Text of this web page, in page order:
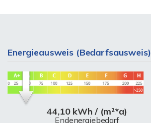
Energieausweis (Bedarfsausweis)
44,10 kWh / (m²*a)
Endenergiebedarf